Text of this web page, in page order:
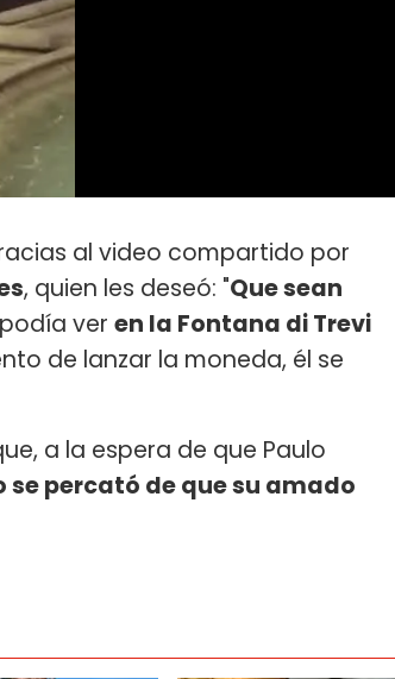
al video compartido por
, quien les deseó: "Que sean
podía ver en la Fontana di Trevi
de lanzar la moneda, él se
a la espera de que Paulo
se percató de que su amado